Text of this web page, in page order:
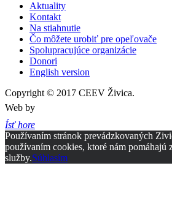
Aktuality
Kontakt
Na stiahnutie
Čo môžete urobiť pre opeľovače
Spolupracujúce organizácie
Donori
English version
Copyright © 2017 CEEV Živica.
Web by
Ísť hore
Používaním stránok prevádzkovaných
používaním cookies, ktoré nám pomáhajú
služby.Súhlasím